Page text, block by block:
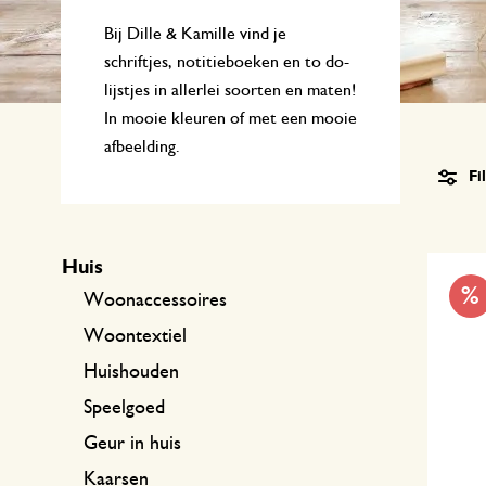
Tafeltextiel
Thee accessoires
Koffie accessoires
Kaarsenhouders
Manden
Schrijven & hobby
Bij Dille & Kamille vind je
schriftjes, notitieboeken en to do-
lijstjes in allerlei soorten en maten!
In mooie kleuren of met een mooie
afbeelding.
Huis
Woonaccessoires
Woontextiel
Huishouden
Speelgoed
Geur in huis
Kaarsen
%